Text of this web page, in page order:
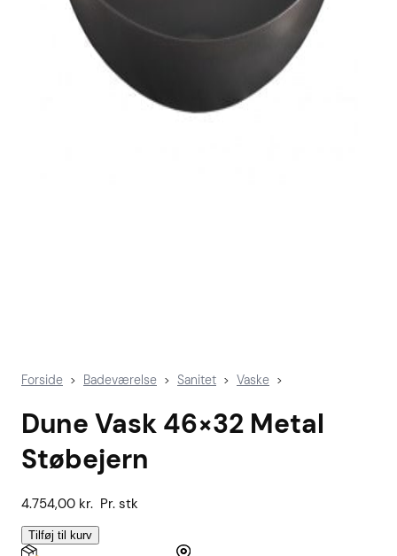
Forside > Badeværelse > Sanitet > Vaske >
Dune Vask 46×32 Metal
Støbejern
4.754,00 kr. Pr. stk
Tilføj til kurv